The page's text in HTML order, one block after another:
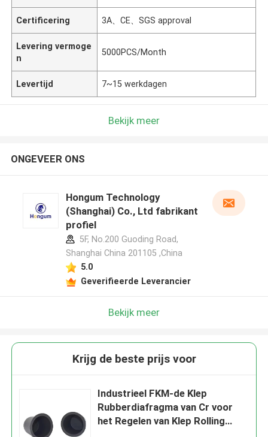
Certificering 3A、CE、SGS approval
Levering vermoge
n
5000PCS/Month
Levertijd 7~15 werkdagen
Bekijk meer
ONGEVEER ONS
Hongum Technology
(Shanghai) Co., Ltd fabrikant
profiel
5F, No.200 Guoding Road,
Shanghai China 201105 ,China
5.0
Geverifieerde Leverancier
Bekijk meer
Krijg de beste prijs voor
Industrieel FKM-de Klep
Rubberdiafragma van Cr voor
het Regelen van Klep Rolling